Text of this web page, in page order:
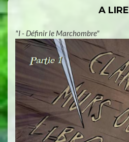
A LIRE
"I - Définir le Marchombre"